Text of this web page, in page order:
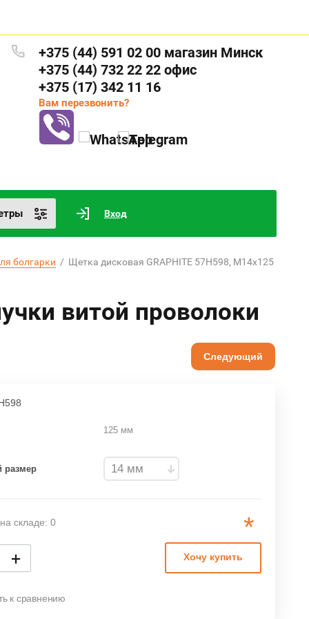
+375 (44) 591 02 00 магазин Минск
+375 (44) 732 22 22 офис
+375 (17) 342 11 16
Вам перезвонить?
Вход
болгарки
  /  Щетка дисковая GRAPHITE 57H598, М14х125
витой проволоки
Следующий
125 мм
размер
складе: 0 *
+ Хочу купить
к сравнению